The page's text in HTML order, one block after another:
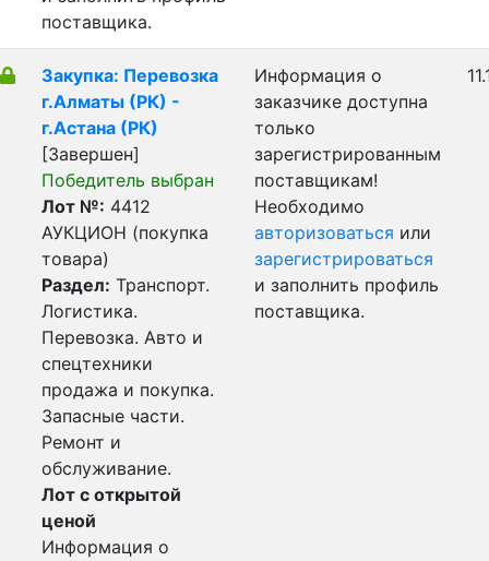
поставщика.
Закупка: Перевозка
г.Алматы (РК) -
г.Астана (РК)
[Завершен]
Победитель выбран
Лот №: 4412
АУКЦИОН (покупка
товара)
Раздел: Транспорт.
Логистика.
Перевозка. Авто и
спецтехники
продажа и покупка.
Запасные части.
Ремонт и
обслуживание.
Лот с открытой
ценой
Информация о
Информация о
заказчике доступна
только
зарегистрированным
поставщикам!
Необходимо
авторизоваться или
зарегистрироваться
и заполнить профиль
поставщика.